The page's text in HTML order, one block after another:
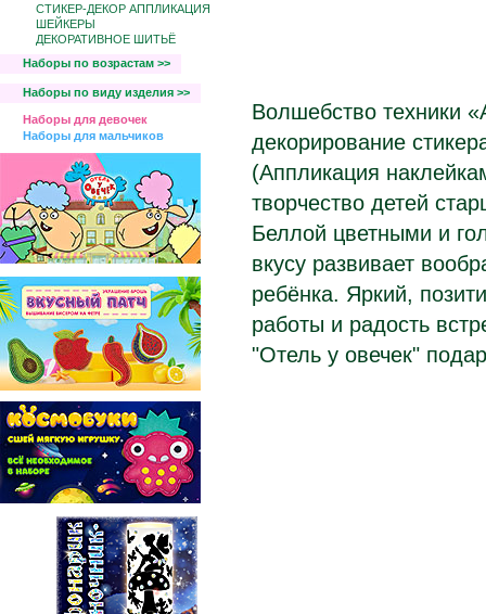
СТИКЕР-ДЕКОР АППЛИКАЦИЯ
ШЕЙКЕРЫ
ДЕКОРАТИВНОЕ ШИТЬЁ
Наборы по возрастам >>
Наборы по виду изделия >>
Наборы для девочек
Наборы для мальчиков
Волшебство техники
декорирование
(Аппликация
творчество детей
Беллой цветными и
вкусу развивает
ребёнка. Яркий,
работы и радость
"Отель у овечек"